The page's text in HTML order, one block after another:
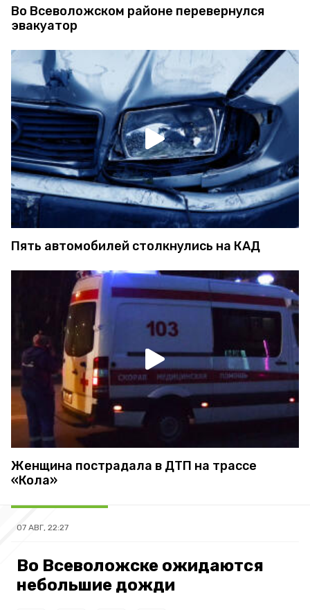
Во Всеволожском районе перевернулся
эвакуатор
Пять автомобилей столкнулись на КАД
Женщина пострадала в ДТП на трассе
«Кола»
07 АВГ, 22:27
Во Всеволожске ожидаются
небольшие дожди